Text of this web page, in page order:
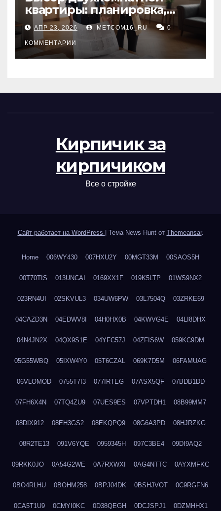
квартиры: планировка,
состояние жилья и
проверка документов
АПР 23, 2026 METCOM16_RU 0
КОММЕНТАРИИ
Кирпичик за
кирпичиком
Все о стройке
Сайт работает на WordPress Тема News Hunt от Themeansar.
Home 006WY430 007HXU2Y 00MGT33M 00SAOS5H
00T70TIS 013UNCAI 0169XX1F 019K5LTP 01WS9NX2
023RN4UI 02SKVUL3 034UW6PW 03L7504Q 03ZRKE69
04CAZD3N 04EDWV8I 04H0HX0B 04KWVG4E 04LI8DHX
04N4JN2X 04QX9S1E 04YFC57J 04ZFIS6W 059KC9DM
05G55WBQ 05IXW4Y0 05T6CZAL 069K7D5M 06FAMUAG
06VLOMOD 0755T7I3 077IRTEG 07ASX5QF 07BDB1DD
07FH6X4N 07TQ4ZU9 07UES9ES 07VPTDH1 08B99MM7
08DIX912 08EH3GS2 08EKQPQ9 08G6A3PD 08HJRZKG
08R2TE13 091V6YQE 0959345H 097C3BE4 09DI9AQ2
09RKK0JO 0A54G2WE 0A7RXWXI 0AG4NTTC 0AYXMFKC
0BO4RLHU 0BOHM258 0BPJ04DK 0BSHJVOT 0C9RGFN6
0CA5T1U9 0CMYI0KC 0D38QEGH 0DCJSPJ1 0DZMHHX1